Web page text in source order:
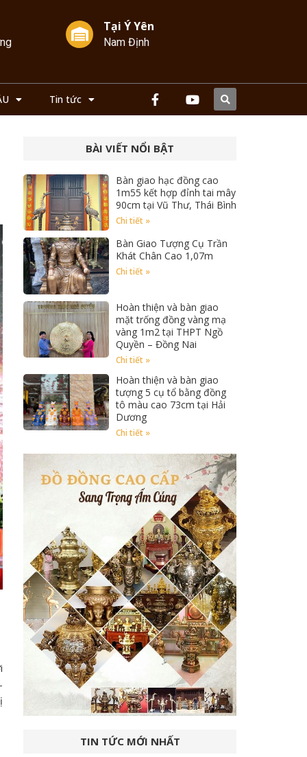
Tại Ý Yên
Nam Định
Tin tức
BÀI VIẾT NỔI BẬT
Bàn giao hạc đồng cao
1m55 kết hợp đỉnh tai mây
90cm tại Vũ Thư, Thái Bình
Chi tiết »
Bàn Giao Tượng Cụ Trần
Khát Chân Cao 1,07m
Chi tiết »
Hoàn thiện và bàn giao
mặt trống đồng vàng mạ
vàng 1m2 tại THPT Ngồ
Quyền – Đồng Nai
Chi tiết »
Hoàn thiện và bàn giao
tượng 5 cụ tổ bằng đồng
tô màu cao 73cm tại Hải
Dương
Chi tiết »
TIN TỨC MỚI NHẤT